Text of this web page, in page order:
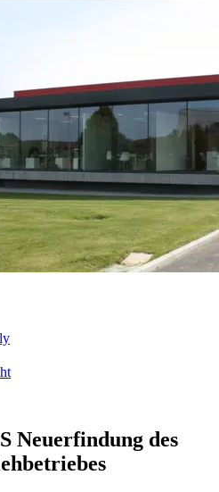
Neuerfindung des